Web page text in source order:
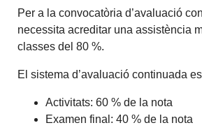
Per a la convocatòria d’avaluació
necessita acreditar una assistència
classes del 80 %.
El sistema d’avaluació continuada
Activitats: 60 % de la nota
Examen final: 40 % de la nota